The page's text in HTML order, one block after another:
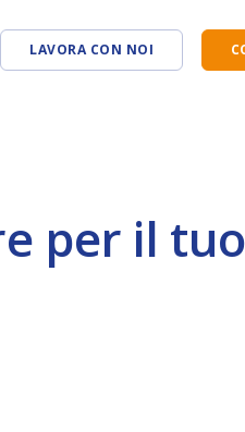
Marketplace
Via
LAVORA CON NOI
per il tuo